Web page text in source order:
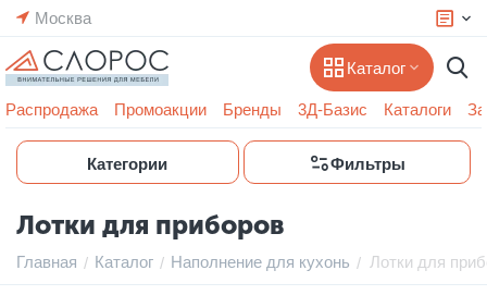
Москва
Каталог
Распродажа Промоакции Бренды 3Д-Базис Каталоги
Категории Фильтры
Лотки для приборов
Главная / Каталог / Наполнение для кухонь / Лотки для